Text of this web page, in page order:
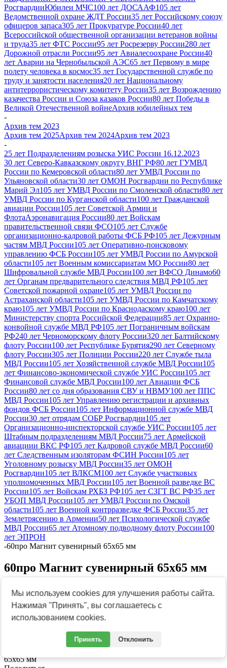
РосгвардииЮбилеи МЧС100 лет ДОСААФ105 лет
Ведомственной охране ЖДТ России35 лет Российскому союзу
офицеров запаса305 лет Прокуратуре России40 лет
Всероссийской общественной организации ветеранов войны
и труда35 лет ФТС России95 лет Росрезерву России280 лет
Дорожной отрасли России95 лет Авиалесоохране России40
лет Аварии на Чернобыльской АЭС65 лет Первому в мире
полету человека в космос35 лет Государственной службе по
труду и занятости населения20 лет Национальному
антитеррористическому комитету России35 лет Возрождению
казачества России и Союза казаков России80 лет Победы в
Великой Отечественной войнеАрхив юбилейных тем
-
Архив тем 2023
Архив тем 2025Архив тем 2024Архив тем 2023
-
25 лет Подразделениям розыска УИС России 16.12.2023
30 лет Северо-Кавказскому округу ВНГ РФ80 лет ГУМВД
России по Кемеровской области80 лет УМВД России по
Ульяновской области30 лет ОМОН Росгвардии по Республике
Марий Эл105 лет УМВД России по Смоленской области80 лет
УМВД России по Курганской области100 лет Гражданской
авиации России105 лет Советской Армии и
ФлотаАэронавигация России80 лет Войскам
правительственной связи ФСО105 лет Службе
организационно-кадровой работы ФСБ РФ105 лет Дежурным
частям МВД России105 лет Оперативно-поисковому
управлению ФСБ России105 лет УМВД России по Амурской
области105 лет Военным комиссариатам МО России80 лет
Шифровальной службе МВД России100 лет ВФСО Динамо60
лет Органам предварительного следствия МВД РФ105 лет
Советской пожарной охране105 лет УМВД России по
Астраханской области105 лет УМВД России по Камчатскому
краю105 лет УМВД России по Краснодаскому краю100 лет
Министерству спорта Российской Федерации85 лет Охранно-
конвойной службе МВД РФ105 лет Пограничным войскам
РФ240 лет Черноморскому флоту России320 лет Балтийскому
флоту России100 лет Республике Бурятия290 лет Северному
флоту России305 лет Полиции России220 лет Службе тыла
МВД России105 лет Хозяйственной службе МВД России105
лет Финансово-экономической службе УИС России105 лет
Финансовой службе МВД России100 лет Авиации ФСБ
России80 лет со дня образования СВУ и НВМУ100 лет ППС
МВД России105 лет Управлению регистрации и архивных
фондов ФСБ России105 лет Информационной службе МВД
России30 лет отрядам СОБР Росгвардии105 лет
Организационно-инспекторской службе УИС России105 лет
Штабным подразделениям МВД России75 лет Армейской
авиациии ВКС РФ105 лет Кадровой службе МВД России60
лет Следственным изоляторам ФСИН России105 лет
Уголовному розыску МВД России35 лет ОМОН
Росгвардии105 лет ВЛКСМ100 лет Службе участковых
уполномоченных МВД России105 лет Военной разведке ВС
России105 лет Войскам РХБЗ РФ105 лет СЗГТ ВС РФ35 лет
УБОП МВД России105 лет УМВД России по Омской
области105 лет Военной контрразведке ФСБ России35 лет
Землетрясению в Армении50 лет Психологической службе
МВД России65 лет Атомному подводному флоту России100
лет ЭПРОН
-60про Магнит сувенирный 65х65 мм
60про Магнит сувенирный 65х65 мм
Н0000200207
65х65 мм
Мы используем cookies для улучшения работы сайта.
Нажимая "Принять", вы соглашаетесь с
использованием cookies.
Принять Отклонить